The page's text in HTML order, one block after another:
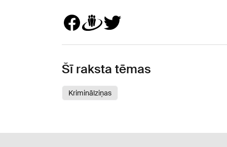
Šī raksta tēmas
Kriminālziņas